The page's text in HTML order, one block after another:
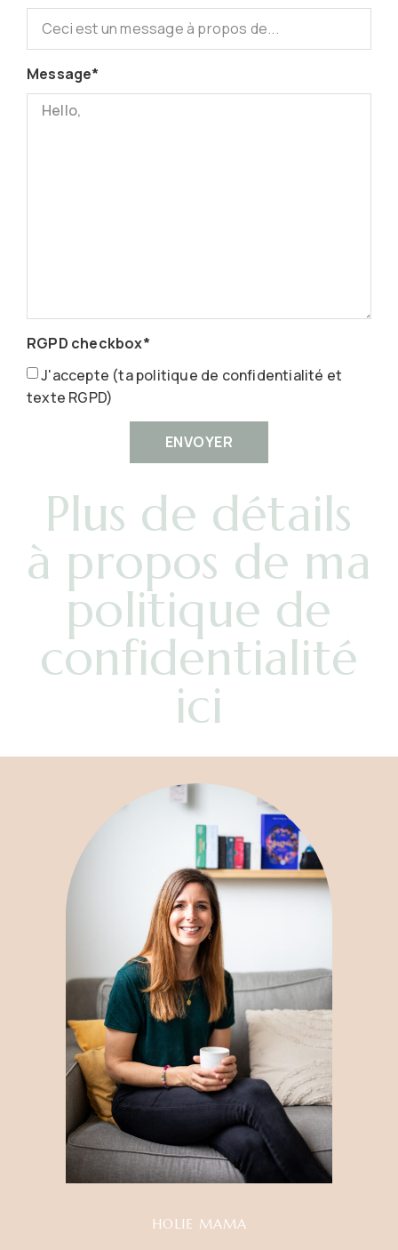
HOLIE MAMA
Message*
RGPD checkbox*
J'accepte (ta politique de confidentialité et
texte RGPD)
ENVOYER
Plus de détails
à propos de ma
politique de
confidentialité
ici